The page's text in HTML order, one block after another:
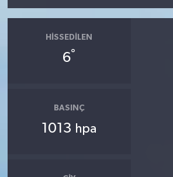
HISSEDILEN
6°
BASINÇ
1013 hpa